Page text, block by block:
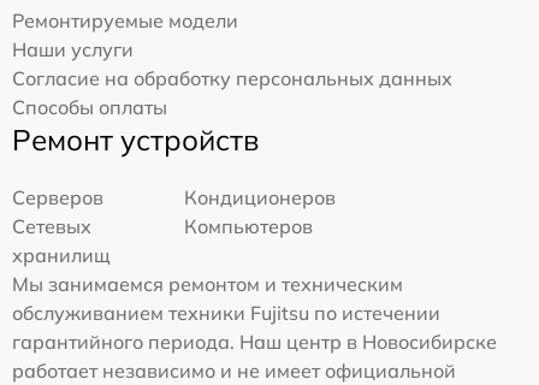
Ремонтируемые модели
Наши услуги
Согласие на обработку персональных данных
Способы оплаты
Ремонт устройств
Серверов
Кондиционеров
Сетевых
хранилищ
Компьютеров
Мы занимаемся ремонтом и техническим
обслуживанием техники Fujitsu по истечении
гарантийного периода. Наш центр в Новосибирске
работает независимо и не имеет официальной